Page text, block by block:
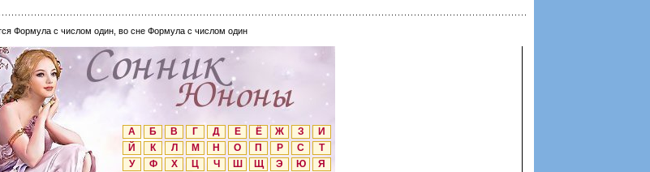
Формула с числом один, во сне Формула с числом один
А Б В Г Д Е Ё Ж З
И
Й
К Л М Н О П Р С
Т
У
Ф Х Ц Ч Ш Щ Э Ю Я